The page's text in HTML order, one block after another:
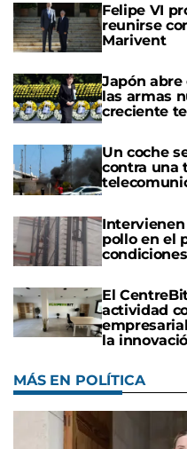
Felipe VI
reunirse
Marivent
Japón
las armas
creciente
Un coche
contra una
Intervienen
pollo en el
El
actividad
la
MÁS EN POLÍTICA